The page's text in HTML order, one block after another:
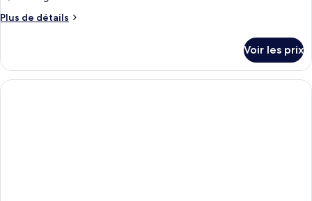
Plus de détails
Plus
le
type
de
Voir les prix